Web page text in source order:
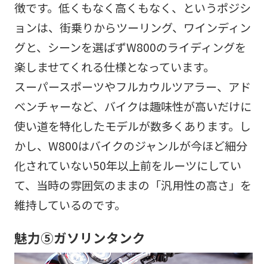
徴です。低くもなく高くもなく、というポジシ
ョンは、街乗りからツーリング、ワインディン
グと、シーンを選ばずW800のライディングを
楽しませてくれる仕様となっています。
スーパースポーツやフルカウルツアラー、アド
ベンチャーなど、バイクは趣味性が高いだけに
使い道を特化したモデルが数多くあります。し
かし、W800はバイクのジャンルが今ほど細分
化されていない50年以上前をルーツにしてい
て、当時の雰囲気のままの「汎用性の高さ」を
維持しているのです。
魅力⑤ガソリンタンク